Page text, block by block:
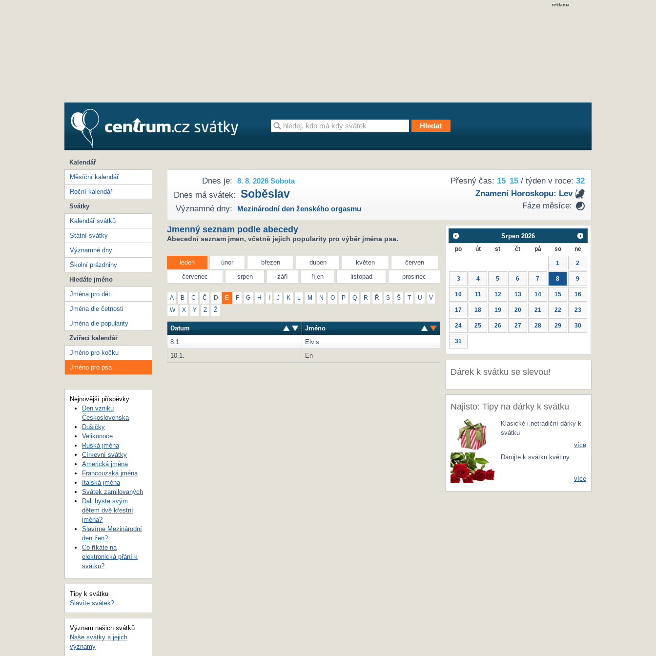
reklama
Přesný čas: 15 15/ týden v roce: 32
Znamení Horoskopu: Lev
Fáze měsíce:
Dnes je: 8. 8. 2026 Sobota
Dnes má svátek: Soběslav
Významné dny: Mezinárodní den ženského orgasmu
Jmenný seznam podle abecedy
Abecední seznam jmen, včetně jejich popularity pro výběr jména psa.
leden únor březen duben květen
červen
červenec
srpen září říjen listopad prosinec
A B C Č D E F G H J K M N O P Q R Ř S Š T U V
W X Y Z Ž
Datum
Jméno
8.1.
Elvis
10.1.
En
Srpen 2026
po út st čt pá so ne
1 2
3 4 5 6 7 8 9
10 11 12 13 14 15 16
17 18 19 20 21 22 23
24 25 26 27 28 29 30
31
Dárek k svátku se slevou!
Najisto: Tipy na dárky k svátku
Klasické i netradiční dárky k
svátku
více
Darujte k svátku květiny
více
Kalendář
Měsíční kalendář
Roční kalendář
Svátky
Kalendář svátků
Státní svátky
Významné dny
Školní prázdniny
Hledáte jméno
Jména pro děti
Jména dle četnosti
Jména dle popularity
Zvířecí kalendář
Jméno pro kočku
Jméno pro psa
Nejnovější příspěvky
Den vzniku
Československa
Dušičky
Velikonoce
Ruská jména
Církevní svátky
Americká jména
Francouzská jména
Italská jména
Svátek zamilovaných
Dali byste svým
dětem dvě křestní
jména?
Slavíme Mezinárodní
den žen?
Co říkáte na
elektronická přání k
svátku?
Tipy k svátku
Slavíte svátek?
Význam našich svátků
Naše svátky a jejich
významy